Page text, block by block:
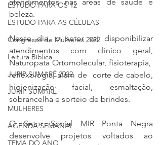
ESTUDO PARA OS 12
ESTUDO PARA AS CÉLULAS
Congresso de Mulheres 2022
Leitura Bíblica
JUMP SUMARÉ 2022
JUMP SUMARÉ
MULHERES
AGENDA SEMANAL
TEMA DO ANO
atendimentos nas áreas de saúde e
beleza.
Nesse dia, o setor vai disponibilizar
atendimentos com clínico geral,
Naturopata Ortomolecular, fisioterapia,
reflexologia, além de  corte de cabelo,
higienização facial, esmaltação,
sobrancelha e sorteio de brindes.
O Setor Social MIR Ponta Negra
desenvolve projetos voltados ao